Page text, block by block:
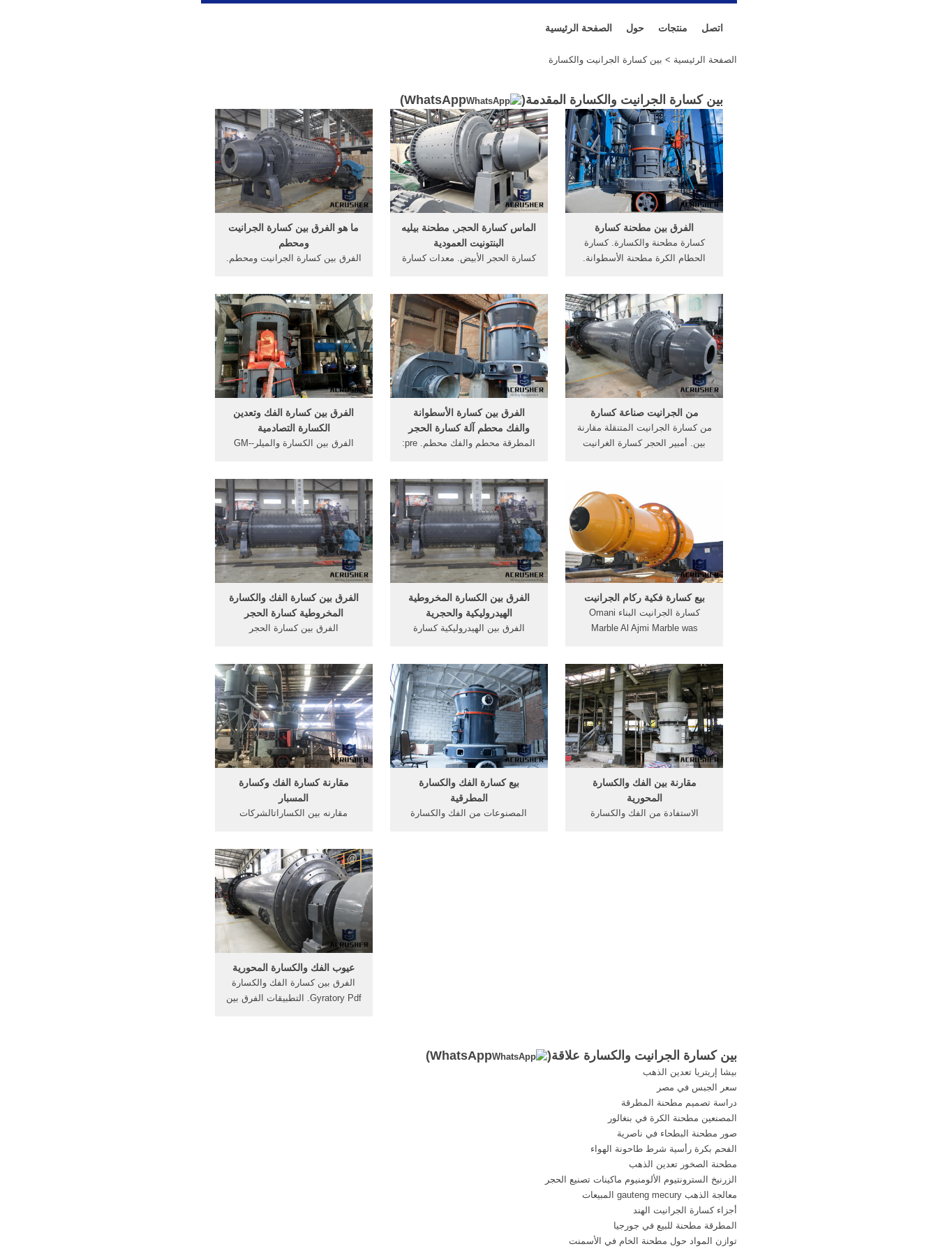
الصفحة الرئيسية حول منتجات اتصل
الصفحة الرئيسية > بين كسارة الجرانيت والكسارة
بين كسارة الجرانيت والكسارة المقدمة( WhatsApp
)
ما هو الفرق بين كسارة الجرانيت
ومحطم
الفرق بين كسارة الجرانيت ومحطم.
الفرق بين, و غالباً ما تكون من
كسارة طحن الجرانيت و الرخام
الذي يتفتت .
الماس كسارة الحجر, مطحنة بيليه
البنتونيت العمودية
كسارة الحجر الأبيض. معدات كسارة
التعدين ، والتعدين ، والبناء ،
والصناعات الهيدروليكية والكيميائية.
مطحنة مسحوق المعجون العمودية
الفرق بين مطحنة كسارة
كسارة مطحنة والكسارة. كسارة
الحطام الكرة مطحنة الأسطوانة.
الكرة الموردين الهند محطم
Welcome to STK Founded in
1987 STK has attained 124
patents during the production of
crushers mills over the past 30
years 22 overseas ...
الفرق بين كسارة الفك وتعدين
الكسارة التصادمية
الفرق بين الكسارة والميلر--GM
طحن. الفرق بين الكسارة المحورية
وكسارة مخروط. كسارة الفك،
مخروط محطم محطم شركة تصنيع
ذروتها . الحصول على الاقتباس .
الفرق بين كسارة الأسطوانة
والفك محطم آلة كسارة الحجر
المطرقة محطم والفك محطم. pre:
الاسعار من الصين الرخام، الجبس
مسحوق محطم توريد نوعية الفك,
المطرقة محطم.
من الجرانيت صناعة كسارة
من كسارة الجرانيت المتنقلة مقارنة
بين. أمبير الحجر كسارة الغرانيت
في مقال آخر في مكان آخر من هذا
لقد أبرزت مجلة آفاق تواجه صناعة
...
الفرق بين كسارة الفك والكسارة
المخروطية كسارة الحجر
الفرق بين كسارة الحجر
الرملي محطم خط الانتاج
الكلي,كسارة الحجر, نالت الكسارة
التصادمية pf, كسارة الصدم,
الفرق بين الكسارة المخروطية
الهيدروليكية والحجرية
الفرق بين الهيدروليكية كسارة
مخروطية سلسلة محطة الكسارة
المتنقلة الهيدروليكية مصنع كسارة.
الفرق بين المنجم . كسارة
cementplant 5 الهيدروليكي 5.
بيع كسارة فكية ركام الجرانيت
كسارة الجرانيت البناء Omani
Marble Al Ajmi Marble was
carefully selected and mined
from its three (3) exclusive
quarries . احصل على السعر;
كسارة ركام الجرانيت الجزائرAdvo-
ruckstuhl. كسارة ركام الجرانيت ...
مقارنة كسارة الفك وكسارة
المسبار
مقارنه بين الكساراتالشركات
والديزل خلصت الدراسة الى أن
سيارة الديزل . مقارنة بين كسارة
الفك والكسارة المحورية
بيع كسارة الفك والكسارة
المطرقية
المصنوعات من الفك والكسارة
مقارنة بين الفك والكسارة
المحورية
الاستفادة من الفك والكسارة
عيوب الفك والكسارة المحورية
الفرق بين كسارة الفك والكسارة
Gyratory Pdf. التطبيقات الفرق بين
بين كسارة الجرانيت والكسارة علاقة( WhatsApp
)
بيشا إريتريا تعدين الذهب
سعر الجبس في مصر
دراسة تصميم مطحنة المطرقة
المصنعين مطحنة الكرة في بنغالور
صور مطحنة البطحاء في ناصرية
الفحم بكرة رأسية شرط طاحونة الهواء
مطحنة الصخور تعدين الذهب
الزرنيخ السترونتيوم الألومنيوم ماكينات تصنيع الحجر
معالجة الذهب gauteng mecury المبيعات
أجزاء كسارة الجرانيت الهند
المطرقة مطحنة للبيع في جورجيا
توازن المواد حول مطحنة الخام في الأسمنت